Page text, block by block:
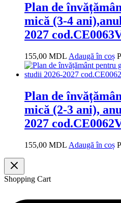
Plan de
mică (3-4
2027
155,00 MDL Adaugă în coș
Plan de
mică (2-3 ani),
2027
155,00 MDL Adaugă în coș
Shopping Cart